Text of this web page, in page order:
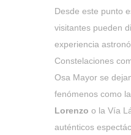
Desde este punto
visitantes pueden
experiencia
Constelaciones
Osa Mayor se
fenómenos como
Lorenzo o la Vía
auténticos